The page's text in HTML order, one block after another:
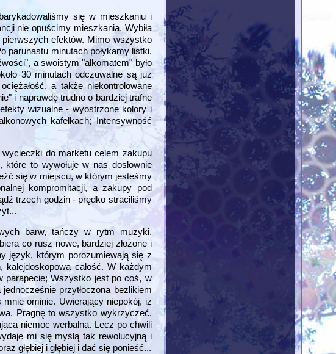
się w mieszkaniu i
nie opuścimy mieszkania. Wybiła
efektów. Mimo wszystko
parunastu minutach połykamy listki.
a swoistym "alkomatem" było
30 minutach odczuwalne są już
a także niekontrolowane
i naprawdę trudno o bardziej trafne
wizualne - wyostrzone kolory i
kafelkach; Intensywność
do marketu celem zakupu
to wywołuje w nas dosłownie
się w miejscu, w którym jesteśmy
kompromitacji, a zakupy pod
trzech godzin - prędko straciliśmy
barw, tańczy w rytm muzyki.
co rusz nowe, bardziej złożone i
język, którym porozumiewają się z
całość. W każdym
parapecie; Wszystko jest po coś, w
przytłoczona bezlikiem
ominie. Uwierający niepokój, iż
Pragnę to wszystko wykrzyczeć,
niemoc werbalna. Lecz po chwili
mi się myślą tak rewolucyjną i
głębiej i głębiej i dać się ponieść...